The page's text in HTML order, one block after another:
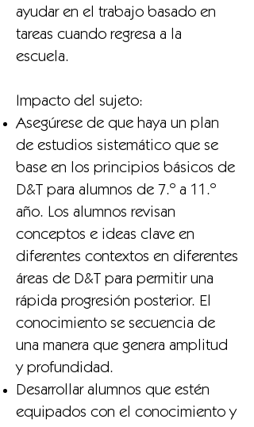
ayudar en el trabajo basado en
tareas cuando regresa a la
escuela.
Impacto del sujeto:
Asegúrese de que haya un plan
de estudios sistemático que se
base en los principios básicos de
D&T para alumnos de 7.º a 11.º
año. Los alumnos revisan
conceptos e ideas clave en
diferentes contextos en diferentes
áreas de D&T para permitir una
rápida progresión posterior. El
conocimiento se secuencia de
una manera que genera amplitud
y profundidad.
Desarrollar alumnos que estén
equipados con el conocimiento y